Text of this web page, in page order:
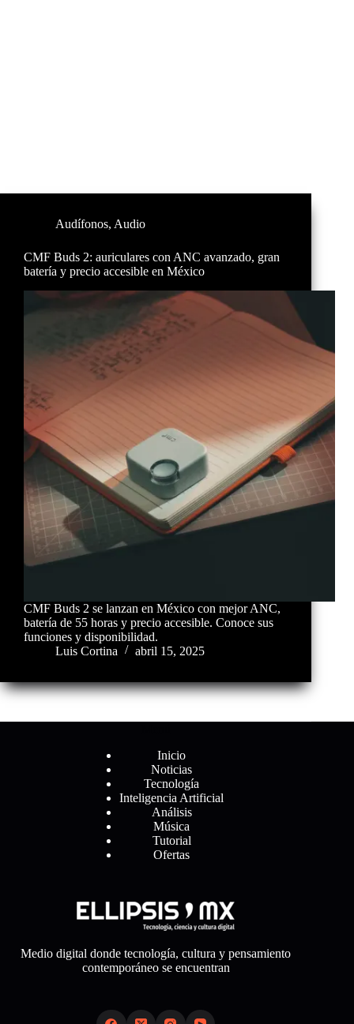
Audífonos, Audio
CMF Buds 2: auriculares con ANC avanzado, gran
batería y precio accesible en México
CMF Buds 2 se lanzan en México con mejor ANC,
batería de 55 horas y precio accesible. Conoce sus
funciones y disponibilidad.
Luis Cortina
abril 15, 2025
Inicio
Noticias
Tecnología
Inteligencia Artificial
Análisis
Música
Tutorial
Ofertas
Medio digital donde tecnología, cultura y pensamiento
contemporáneo se encuentran